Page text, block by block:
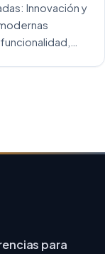
Innovación y
para